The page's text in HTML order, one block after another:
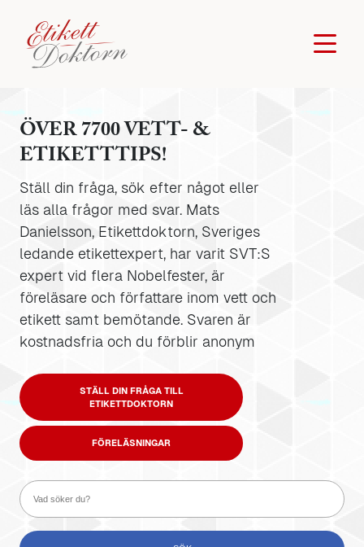
ÖVER 7700 VETT- &
ETIKETTTIPS!
Ställ din fråga, sök efter något eller
läs alla frågor med svar. Mats
Danielsson, Etikettdoktorn, Sveriges
ledande etikettexpert, har varit SVT:S
expert vid flera Nobelfester, är
föreläsare och författare inom vett och
etikett samt bemötande. Svaren är
kostnadsfria och du förblir anonym
STÄLL DIN FRÅGA TILL
ETIKETTDOKTORN
FÖRELÄSNINGAR